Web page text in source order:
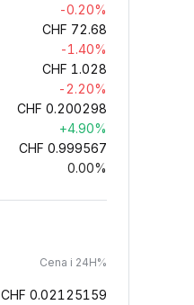
-0.20%
CHF 72.68
-1.40%
CHF 1.028
-2.20%
CHF 0.200298
+4.90%
CHF 0.999567
0.00%
Cena i 24H%
CHF 0.02125159